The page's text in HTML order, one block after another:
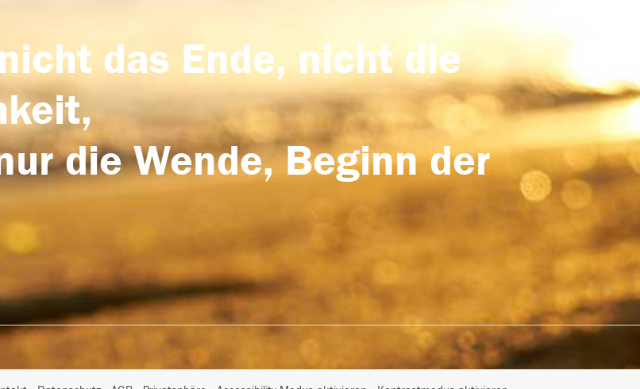
das Ende, nicht die
die Wende, Beginn der